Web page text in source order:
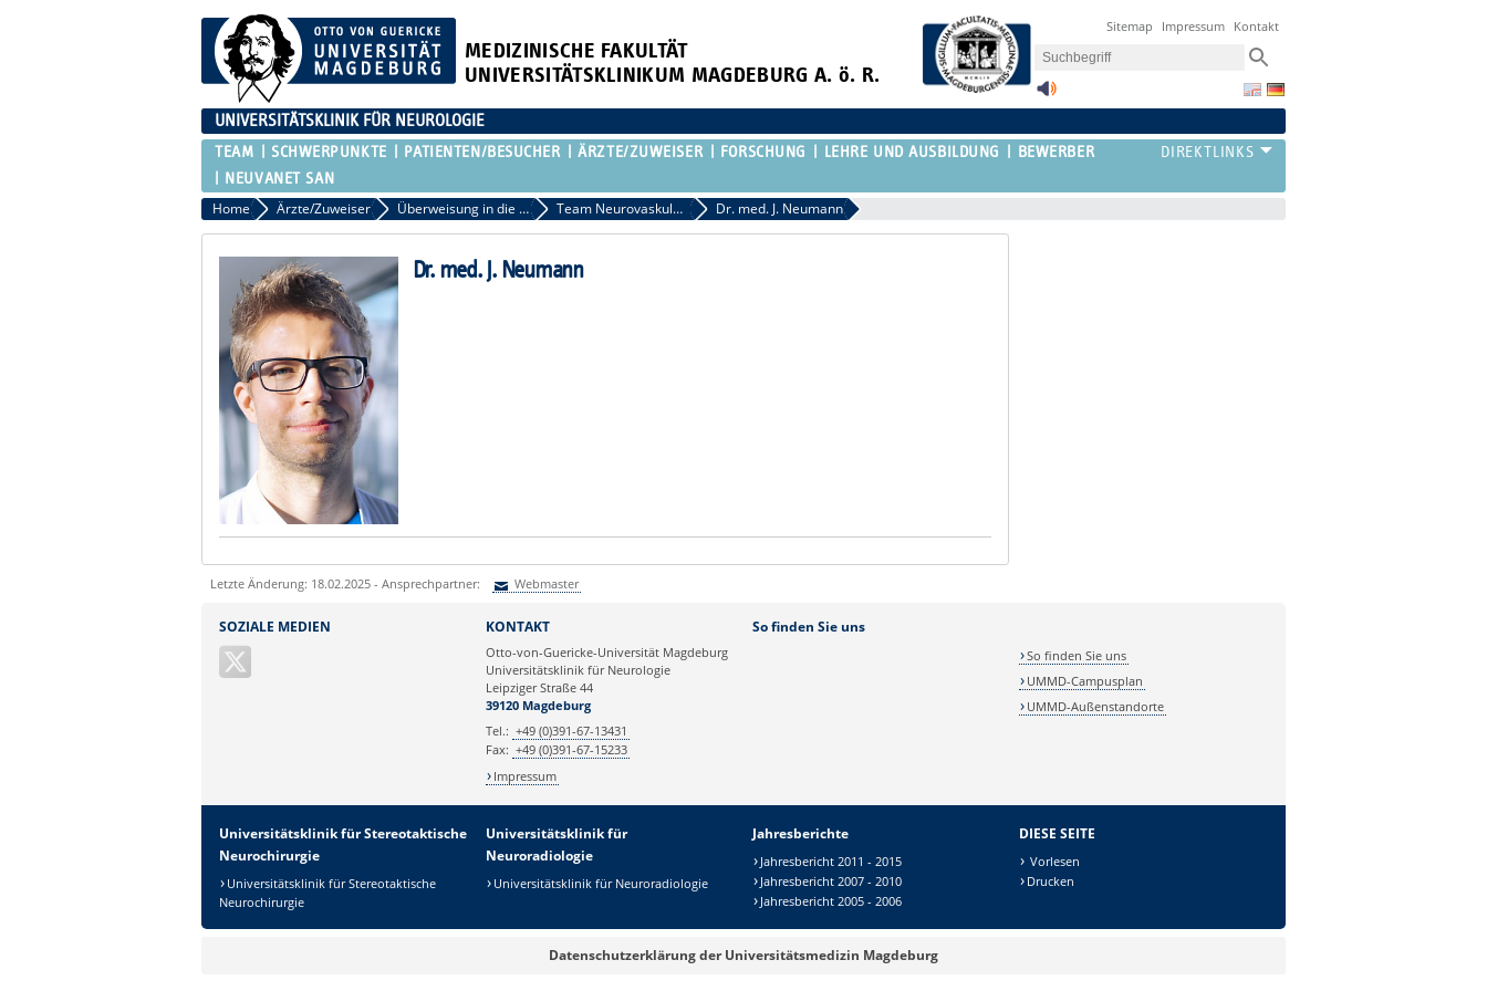
MEDIZINISCHE FAKULTÄT
UNIVERSITÄTSKLINIKUM MAGDEBURG A. ö. R.
Sitemap Impressum Kontakt
UNIVERSITÄTSKLINIK FÜR NEUROLOGIE
TEAM SCHWERPUNKTE PATIENTEN/BESUCHER ÄRZTE/ZUWEISER FORSCHUNG LEHRE UND AUSBILDUNG
BEWERBER
NEUVANET SAN
Home Ärzte/Zuweiser Überweisung in die neurovaskuläre Spezialambulanz Team Neurovaskuläre Fragestellungen Dr. med. J. Neumann
Dr. med. J. Neumann
Letzte Änderung: 18.02.2025 - Ansprechpartner: Webmaster
Ihre E-Mailadresse:
SOZIALE MEDIEN KONTAKT
Otto-von-Guericke-Universität Magdeburg
Universitätsklinik für Neurologie
Leipziger Straße 44
39120 Magdeburg
Tel.: +49 (0)391-67-13431
Fax: +49 (0)391-67-15233
Impressum
So finden Sie uns
So finden Sie uns
UMMD-Campusplan
UMMD-Außenstandorte
Universitätsklinik für Stereotaktische
Neurochirurgie
Universitätsklinik für Stereotaktische
Neurochirurgie
Universitätsklinik für
Neuroradiologie
Universitätsklinik für Neuroradiologie
Jahresberichte
Jahresbericht 2011 - 2015
Jahresbericht 2007 - 2010
Jahresbericht 2005 - 2006
DIESE SEITE
Vorlesen
Drucken
Datenschutzerklärung der Universitätsmedizin Magdeburg